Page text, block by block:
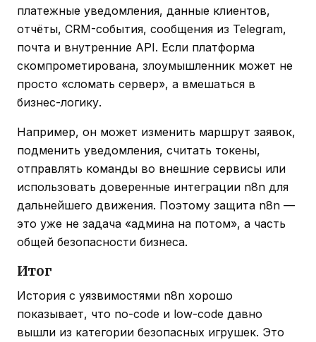
платежные уведомления, данные клиентов,
отчёты, CRM-события, сообщения из Telegram,
почта и внутренние API. Если платформа
скомпрометирована, злоумышленник может не
просто «сломать сервер», а вмешаться в
бизнес-логику.
Например, он может изменить маршрут заявок,
подменить уведомления, считать токены,
отправлять команды во внешние сервисы или
использовать доверенные интеграции n8n для
дальнейшего движения. Поэтому защита n8n —
это уже не задача «админа на потом», а часть
общей безопасности бизнеса.
Итог
История с уязвимостями n8n хорошо
показывает, что no-code и low-code давно
вышли из категории безопасных игрушек. Это